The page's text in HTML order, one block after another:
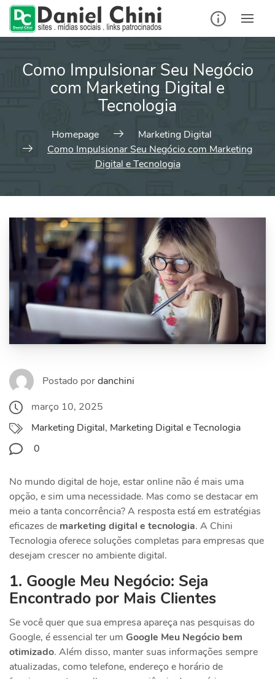
Como Impulsionar Seu Negócio
com Marketing Digital e
Tecnologia
Homepage
Marketing Digital
Como Impulsionar Seu Negócio com Marketing
Digital e Tecnologia
Postado pordanchini
março 10, 2025
Marketing Digital, Marketing Digital e Tecnologia
0
No mundo digital de hoje, estar online não é mais uma
opção, e sim uma necessidade. Mas como se destacar em
meio a tanta concorrência? A resposta está em estratégias
eficazes de marketing digital e tecnologia. A Chini
Tecnologia oferece soluções completas para empresas que
desejam crescer no ambiente digital.
1. Google Meu Negócio: Seja
Encontrado por Mais Clientes
Se você quer que sua empresa apareça nas pesquisas do
Google, é essencial ter um Google Meu Negócio bem
otimizado. Além disso, manter suas informações sempre
atualizadas, como telefone, endereço e horário de